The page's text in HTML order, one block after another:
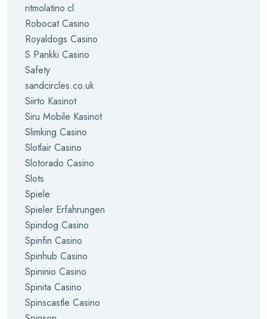
ritmolatino.cl
Robocat Casino
Royaldogs Casino
S Pankki Casino
Safety
sandcircles.co.uk
Siirto Kasinot
Siru Mobile Kasinot
Slimking Casino
Slotlair Casino
Slotorado Casino
Slots
Spiele
Spieler Erfahrungen
Spindog Casino
Spinfin Casino
Spinhub Casino
Spininio Casino
Spinita Casino
Spinscastle Casino